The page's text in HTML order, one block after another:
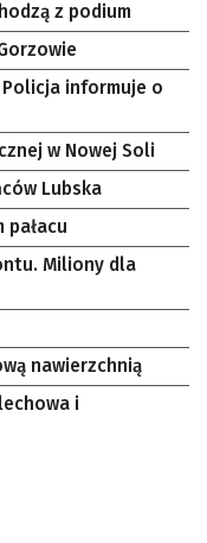
z podium
Policja informuje o
w Nowej Soli
Lubska
pałacu
Miliony dla
nawierzchnią
i